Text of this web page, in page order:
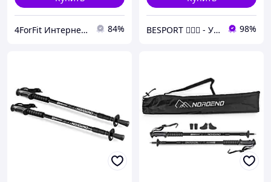
4ForFit Интернет-магазин спортивных товаров 84% BESPORT 🏋🏻‍♂️ - Український бренд спорттоварів 🇺🇦 98%